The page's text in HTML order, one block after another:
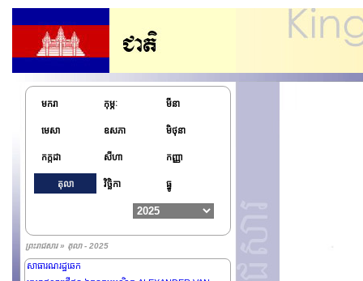
មករា កុម្ភៈ មីនា
មេសា ឧសភា មិថុនា
កក្កដា សីហា កញ្ញា
តុលា វិច្ឆិកា ធ្នូ
ព្រះរាជសារ » តុលា - 2025
ព្រះរាជសារផ្ញើជូន ឯកឧត្តម Anatoly Borovik ឯកអគ្គ
រដ្ឋទូតវិសាមញ្ញ និងពេញសមត្ថភាពនៃសហព័ន្ធរុស្ស៊ី ប្រចាំនៅ
ព្រះរាជាណាចក្រកម្ពុជា
Pengiran Tahir ឯកអគ្គរាជទូតវិសាមញ្ញ និងពេញសមត្ថភាពនៃ
ប្រទេសប្រុយណេដារូសាឡឹម និងព្រឹទ្ធបុរសនៃអង្គទូតប្រចាំ
ព្រះរាជសារផ្ញើជូន លោកជំទាវ SYLVANIE BURTON
ព្រះរាជសារផ្ញើជូន ឯកឧត្តម JOSÉ RAÚL MULINO
QUINTERO ប្រធានាធិបតីនៃសាធារណរដ្ឋប៉ាណាម៉ា
ព្រះរាជសារផ្ញើជូន ឯកឧត្តម ABDELMADJID TEBBOUNE
ប្រធានាធិបតីនៃសាធារណរដ្ឋប្រជាធិបតេយ្យប្រជាមានិតអាល់ហ៊្សេរី
ប្រធានាធិបតីនៃសាធារណរដ្ឋតួគី
ព្រះរាជសារផ្ញើជូន ឯកឧត្តម PETR PAVEL ប្រធានាធិបតីនៃ
សាធារណរដ្ឋឆេក